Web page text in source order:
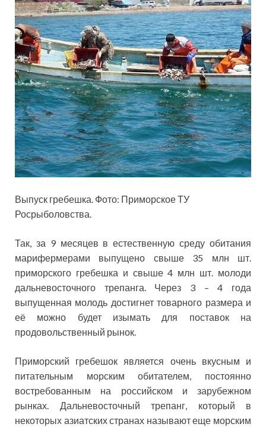
Выпуск гребешка. Фото: Приморское ТУ
Росрыболовства.
Так, за 9 месяцев в естественную среду обитания
марифермерами выпущено свыше 35 млн шт.
приморского гребешка и свыше 4 млн шт. молоди
дальневосточного трепанга. Через 3 – 4 года
выпущенная молодь достигнет товарного размера и
её можно будет изымать для поставок на
продовольственный рынок.
Приморский гребешок является очень вкусным и
питательным морским обитателем, постоянно
востребованным на российском и зарубежном
рынках. Дальневосточный трепанг, который в
некоторых азиатских странах называют еще морским